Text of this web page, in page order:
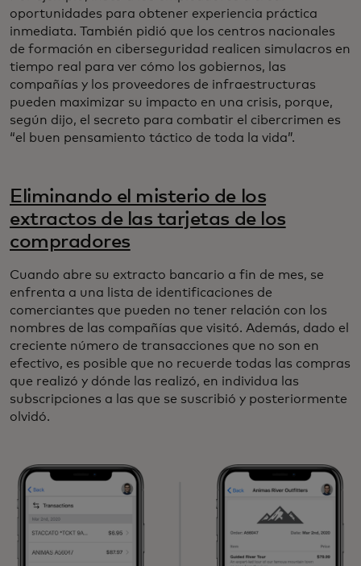
oportunidades para obtener experiencia práctica
inmediata. También pidió que los centros nacionales
de formación en ciberseguridad realicen simulacros en
tiempo real para ver cómo los gobiernos, las
compañías y los proveedores de infraestructuras
pueden maximizar su impacto en una crisis, porque,
según dijo, el secreto para combatir el cibercrimen es
“el buen pensamiento táctico de toda la vida”.
Eliminando el misterio de los
extractos de las tarjetas de los
compradores
Cuando abre su extracto bancario a fin de mes, se
enfrenta a una lista de identificaciones de
comerciantes que pueden no tener relación con los
nombres de las compañías que visitó. Además, dado el
creciente número de transacciones que no son en
efectivo, es posible que no recuerde todas las compras
que realizó y dónde las realizó, en individua las
subscripciones a las que se suscribió y posteriormente
olvidó.